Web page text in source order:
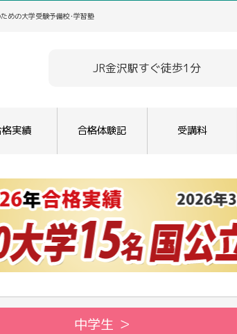
めの大学受験予備校･学習塾
JR金沢駅すぐ徒歩1分
実績 合格体験記 受講料
中学生 ＞